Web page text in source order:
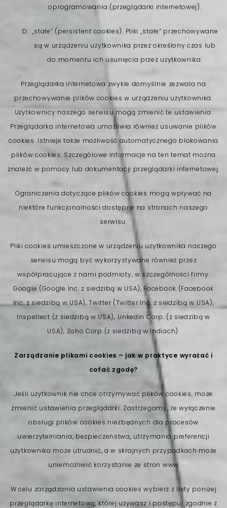
oprogramowania (przeglądarki internetowej).
„stałe” (persistent cookies). Pliki „stałe” przechowywane
są w urządzeniu użytkownika przez określony czas lub
do momentu ich usunięcia przez użytkownika.
Przeglądarka internetowa zwykle domyślnie zezwala na
przechowywanie plików cookies w urządzeniu użytkownika.
Użytkownicy naszego serwisu mogą zmienić te ustawienia.
Przeglądarka internetowa umożliwia również usuwanie plików
cookies. Istnieje także możliwość automatycznego blokowania
plików cookies. Szczegółowe informacje na ten temat można
znaleźć w pomocy lub dokumentacji przeglądarki internetowej.
Ograniczenia dotyczące plików cookies mogą wpływać na
niektóre funkcjonalności dostępne na stronach naszego
serwisu.
Pliki cookies umieszczone w urządzeniu użytkownika naszego
serwisu mogą być wykorzystywane również przez
współpracujące z nami podmioty, w szczególności firmy:
Google (Google Inc. z siedzibą w USA), Facebook (Facebook
Inc. z siedzibą w USA), Twitter (Twitter Inc. z siedzibą w USA),
Inspetlect (z siedzibą w USA), Linkedin Corp. (z siedzibą w
USA), Zoho Corp (z siedzibą w Indiach).
Zarządzanie plikami cookies – jak w praktyce wyrażać i
cofać zgodę?
Jeśli użytkownik nie chce otrzymywać plików cookies, może
zmienić ustawienia przeglądarki. Zastrzegamy, że wyłączenie
obsługi plików cookies niezbędnych dla procesów
uwierzytelniania, bezpieczeństwa, utrzymania preferencji
użytkownika może utrudnić, a w skrajnych przypadkach może
uniemożliwić korzystanie ze stron www
W celu zarządzania ustawienia cookies wybierz z listy poniżej
przeglądarkę internetową, której używasz i postępuj zgodnie z